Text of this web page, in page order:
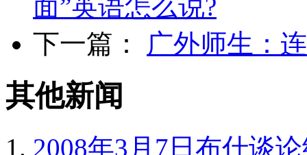
面”英语怎么说?
下一篇： 广外师生：
其他新闻
2008年3月7日布什谈